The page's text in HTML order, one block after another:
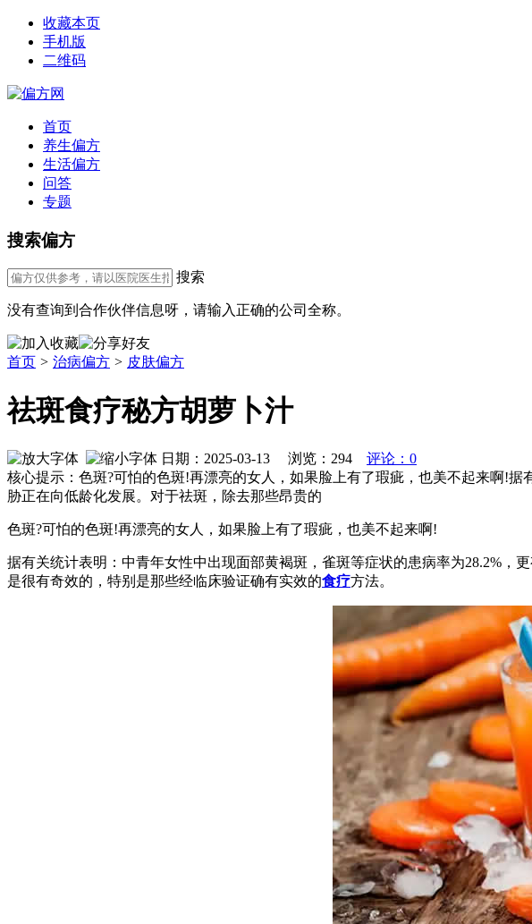
收藏本页
手机版
二维码
首页
养生偏方
生活偏方
问答
专题
搜索偏方
搜索
没有查询到合作伙伴信息呀，请输入正确的公司全称。
首页 > 治病偏方 > 皮肤偏方
祛斑食疗秘方胡萝卜汁
日期：2025-03-13 浏览： 294
评论：0
核心提示：色斑?可怕的色斑!再漂亮的女人，如果脸上有了瑕疵，也美不起来啊!
胁正在向低龄化发展。对于祛斑，除去那些昂贵的
色斑?可怕的色斑!再漂亮的女人，如果脸上有了瑕疵，也美不起来啊!
据有关统计表明：中青年女性中出现面部黄褐斑，雀斑等症状的患病率为28.2%
是很有奇效的，特别是那些经临床验证确有实效的食疗方法。